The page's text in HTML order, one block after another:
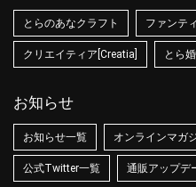
とらのあなクラフト ファンテ
クリエイティア[Creatia] とら婚
お知らせ
お知らせ一覧 オンラインマガ
公式Twitter一覧 通販アップデ